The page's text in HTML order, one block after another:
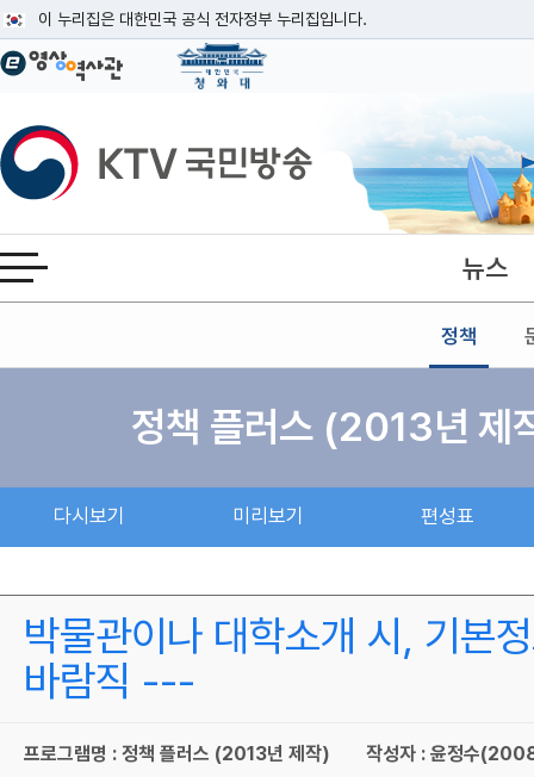
이 누리집은 대한민국 공식 전자정부 누리집입니다.
공식 누리집 주소 확인하기
이밖에 or.kr 또는 .kr등 다른 도메인 주소를 사용하고 있다면 아래 URL에서
운영중인 공식 누리집보기
KTV국민방송
전체메뉴 열기 뉴스
정책
본문
정책 플러스 (2013년 제
다시보기 미리보기 편성표
박물관이나 대학소개 시, 기본
바람직 ---
프로그램명 : 정책 플러스 (2013년 제작) 작성자 : 윤정수